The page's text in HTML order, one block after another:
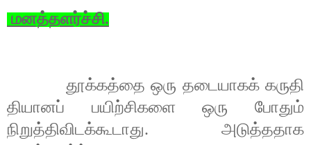
மனத்தளர்ச்சி.
தூக்கத்தை ஒரு தடையாகக் கருதி
தியானப் பயிற்சிகளை ஒரு போதும்
நிறுத்திவிடக்கூடாது. அடுத்ததாக